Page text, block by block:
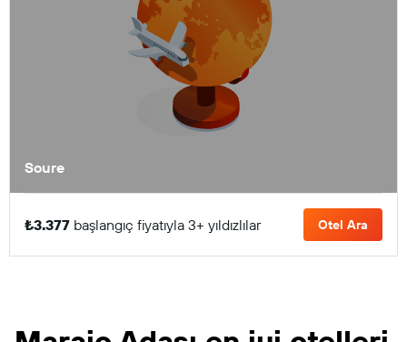
Soure
₺3.377 başlangıç fiyatıyla 3+ yıldızlılar Otel Ara